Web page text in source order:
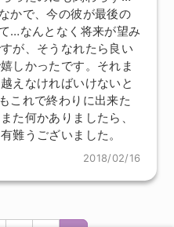
かで、今の彼が最後の
…なんとなく将来が望み
が、そうなれたら良い
しかったです。それま
えなければいけないと
これで終わりに出来た
た何かありましたら、
難うございました。
2018/02/16